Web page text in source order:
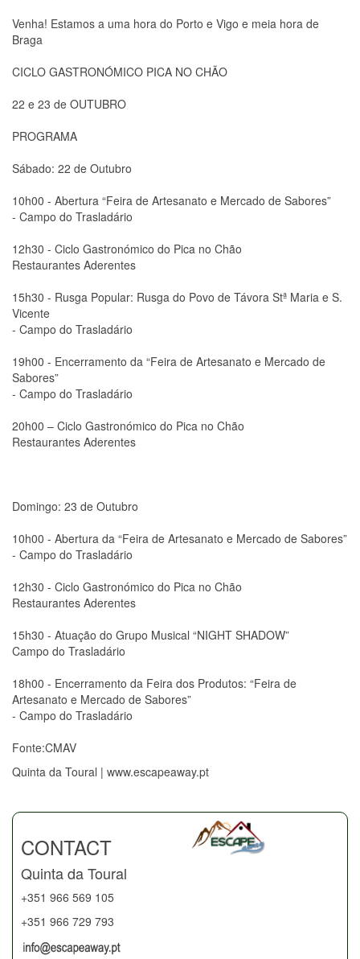
Venha! Estamos a uma hora do Porto e Vigo e meia hora de
Braga
CICLO GASTRONÓMICO PICA NO CHÃO
22 e 23 de OUTUBRO
PROGRAMA
Sábado: 22 de Outubro
10h00 - Abertura “Feira de Artesanato e Mercado de Sabores”
- Campo do Trasladário
12h30 - Ciclo Gastronómico do Pica no Chão
Restaurantes Aderentes
15h30 - Rusga Popular: Rusga do Povo de Távora Stª Maria e S.
Vicente
- Campo do Trasladário
19h00 - Encerramento da “Feira de Artesanato e Mercado de
Sabores”
- Campo do Trasladário
20h00 – Ciclo Gastronómico do Pica no Chão
Restaurantes Aderentes
Domingo: 23 de Outubro
10h00 - Abertura da “Feira de Artesanato e Mercado de Sabores”
- Campo do Trasladário
12h30 - Ciclo Gastronómico do Pica no Chão
Restaurantes Aderentes
15h30 - Atuação do Grupo Musical “NIGHT SHADOW”
Campo do Trasladário
18h00 - Encerramento da Feira dos Produtos: “Feira de
Artesanato e Mercado de Sabores”
- Campo do Trasladário
Fonte:CMAV
Quinta da Toural | www.escapeaway.pt
CONTACT
Quinta da Toural
+351 966 569 105
+351 966 729 793